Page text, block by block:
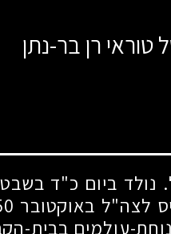
טוראי רן בר-נתן
נולד ביום כ"ד
לצה"ל באוקטובר
עולמים בבית-